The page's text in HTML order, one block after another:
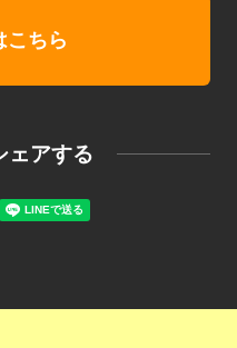
こちら
ェアする